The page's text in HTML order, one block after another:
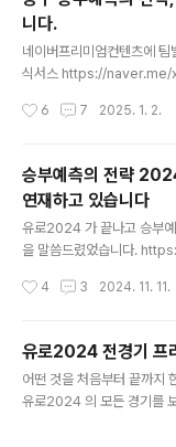
니다.
네이버프리미엄컨텐츠에 팀
식서스 https://
버울브스 https://
스 https://naver.me/
me/FEUTPeVX9. 올랜
LA클리퍼스 https:/..
6 7 2025. 1. 2.
승부예측의 전략
연재하고 있습니다
유로2024 가 끝나고 승부
을 말씀드렸었습니다.
입니다. 그리고, 그 이후 얼
를 시작했습니다. 아직은 준
하지 않았는데 찾아서 찾아
4 3 2024. 11. 11.
유로2024 전경기 프
어떤 것을 처음부터 끝까지
유로2024 의 모든 경기를